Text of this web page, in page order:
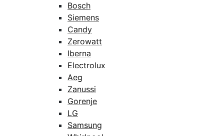
Bosch
Siemens
Candy
Zerowatt
Iberna
Electrolux
Aeg
Zanussi
Gorenje
LG
Samsung